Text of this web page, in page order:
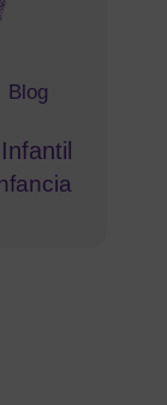
Blog
Infantil